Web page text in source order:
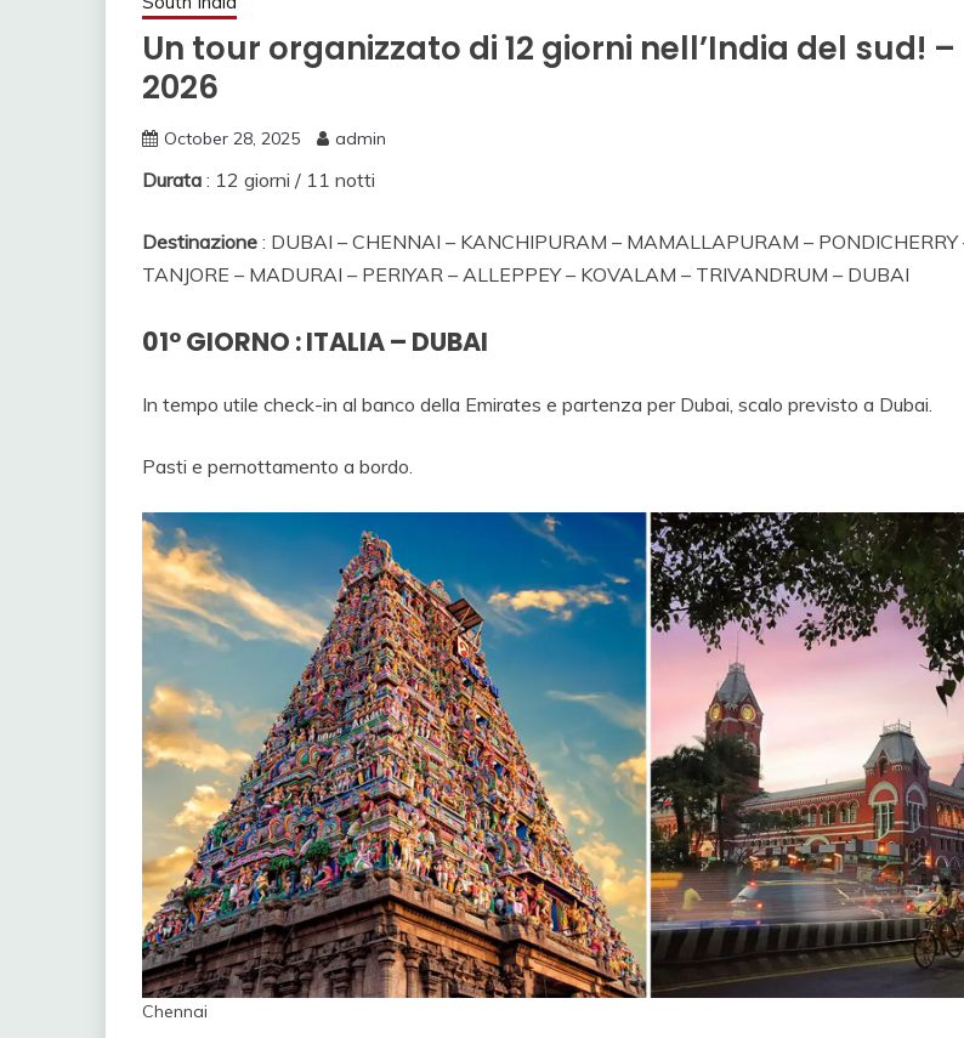
Un tour organizzato di 12 giorni nell’India del sud! –
2026
October 28, 2025 admin
Durata : 12 giorni / 11 notti
Destinazione : DUBAI – CHENNAI – KANCHIPURAM – MAMALLAPURAM – PONDICHERRY
TANJORE – MADURAI – PERIYAR – ALLEPPEY – KOVALAM – TRIVANDRUM – DUBAI
01° GIORNO : ITALIA – DUBAI
In tempo utile check-in al banco della Emirates e partenza per Dubai, scalo previsto a Dubai.
Pasti e pernottamento a bordo.
Chennai